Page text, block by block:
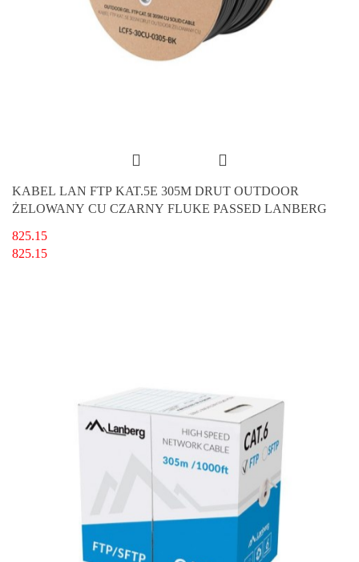
KABEL LAN FTP KAT.5E 305M DRUT OUTDOOR
ŻELOWANY CU CZARNY FLUKE PASSED LANBERG
825.15
825.15